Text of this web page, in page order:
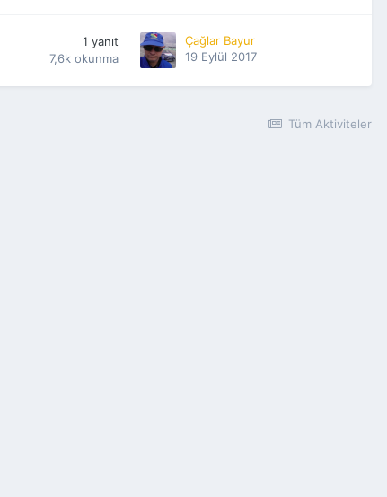
1 yanıt
7,6k okunma
Çağlar Bayur
19 Eylül 2017
Tüm Aktiviteler